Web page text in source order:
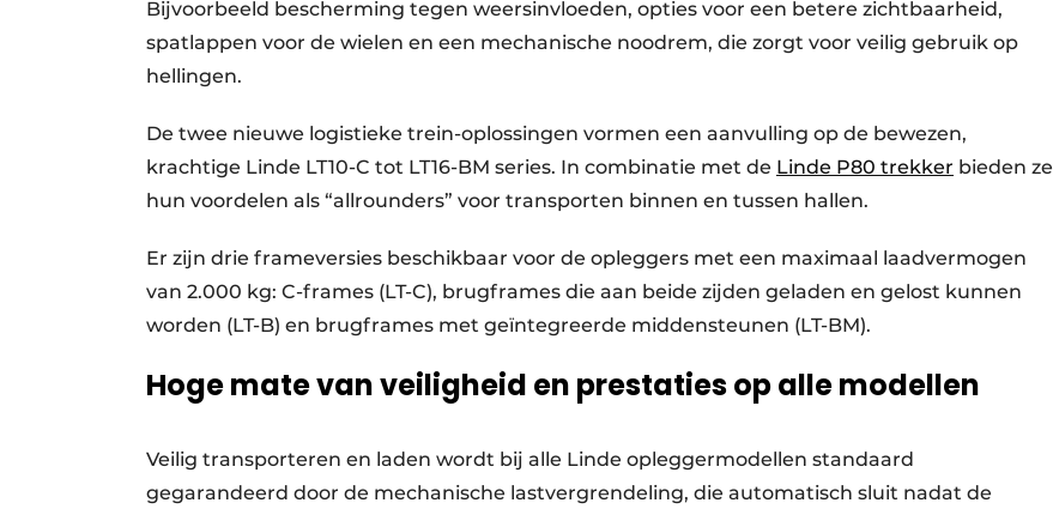
Bijvoorbeeld bescherming tegen weersinvloeden, opties voor een betere zichtbaarheid,
spatlappen voor de wielen en een mechanische noodrem, die zorgt voor veilig gebruik op
hellingen.
De twee nieuwe logistieke trein-oplossingen vormen een aanvulling op de bewezen,
krachtige Linde LT10-C tot LT16-BM series. In combinatie met de Linde P80 trekker bieden ze
hun voordelen als “allrounders” voor transporten binnen en tussen hallen.
Er zijn drie frameversies beschikbaar voor de opleggers met een maximaal laadvermogen
van 2.000 kg: C-frames (LT-C), brugframes die aan beide zijden geladen en gelost kunnen
worden (LT-B) en brugframes met geïntegreerde middensteunen (LT-BM).
Hoge mate van veiligheid en prestaties op alle modellen
Veilig transporteren en laden wordt bij alle Linde opleggermodellen standaard
gegarandeerd door de mechanische lastvergrendeling, die automatisch sluit nadat de